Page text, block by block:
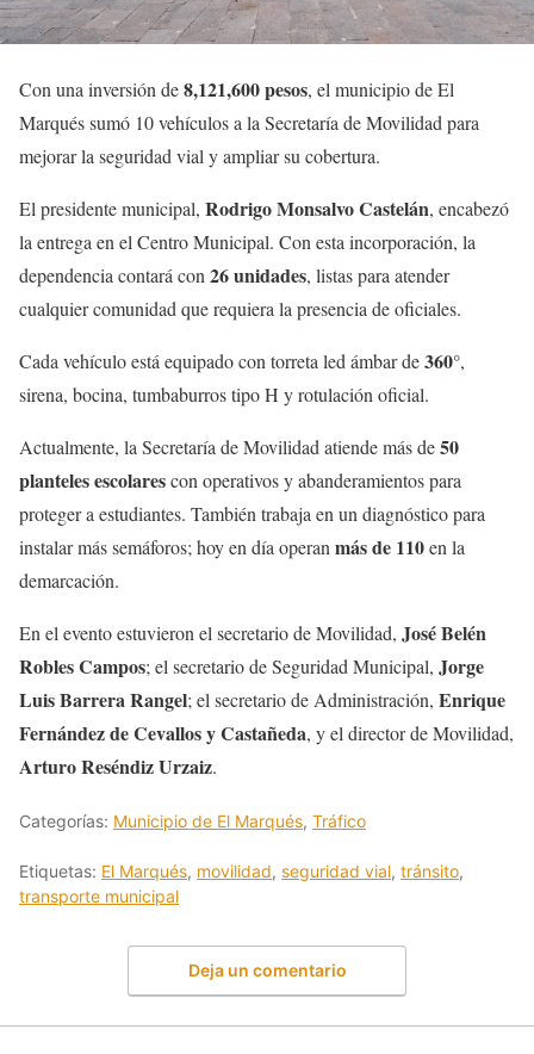
Con una inversión de8,121,600 pesos, el municipio de El
Marqués sumó 10 vehículos a la Secretaría de Movilidad para
mejorar la seguridad vial y ampliar su cobertura.
El presidente municipal, Rodrigo Monsalvo Castelán, encabezó
la entrega en el Centro Municipal. Con esta incorporación, la
dependencia contará con 26 unidades, listas para atender
cualquier comunidad que requiera la presencia de oficiales.
Cada vehículo está equipado con torreta led ámbar de360°,
sirena, bocina, tumbaburros tipo H y rotulación oficial.
Actualmente, la Secretaría de Movilidad atiende más de50
planteles escolarescon operativos y abanderamientos para
proteger a estudiantes. También trabaja en un diagnóstico para
instalar más semáforos; hoy en día operan más de 110en la
demarcación.
En el evento estuvieron el secretario de Movilidad, José Belén
Robles Campos; el secretario de Seguridad Municipal, Jorge
Luis Barrera Rangel; el secretario de Administración, Enrique
Fernández de Cevallos y Castañeda, y el director de Movilidad,
Arturo Reséndiz Urzaiz.
Categorías: Municipio de El Marqués, Tráfico
Etiquetas: El Marqués, movilidad, seguridad vial, tránsito,
transporte municipal
Deja un comentario